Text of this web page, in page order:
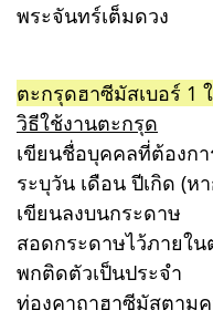
พระจันทร์เต็มดวง
ตะกรุดฮาซีมัสเบอร์ 1
วิธีใช้งานตะกรุด
เขียนชื่อบุคคลที่ต้องกา
ระบุวัน เดือน ปีเกิด (ห
เขียนลงบนกระดาษ
สอดกระดาษไว้ภายใน
พกติดตัวเป็นประจำ
ท่องคาถาฮาซีมัสตาม